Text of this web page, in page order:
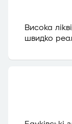
Висока
швидко